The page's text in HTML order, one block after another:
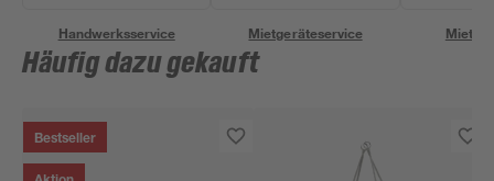
Handwerksservice Mietgeräteservice
Häufig dazu gekauft
Bestseller